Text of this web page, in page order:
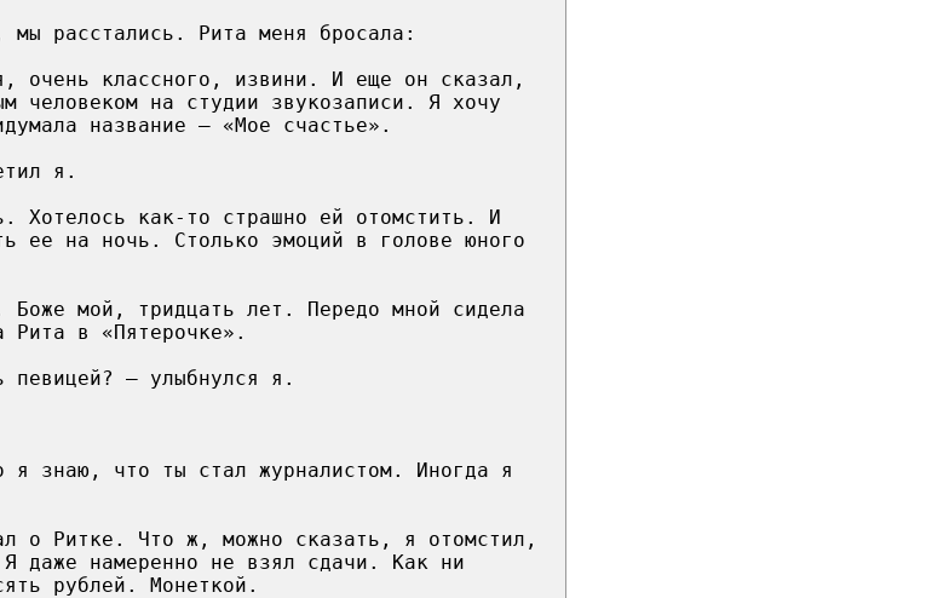
расстались. Рита меня бросала:
очень классного, извини. И еще он сказал,
человеком на студии звукозаписи. Я хочу
название – «Мое счастье».
я.
Хотелось как-то страшно ей отомстить. И
ее на ночь. Столько эмоций в голове юного
Боже мой, тридцать лет. Передо мной сидела
Рита в «Пятерочке».
певицей? – улыбнулся я.
я знаю, что ты стал журналистом. Иногда я
о Ритке. Что ж, можно сказать, я отомстил,
даже намеренно не взял сдачи. Как ни
рублей. Монеткой.